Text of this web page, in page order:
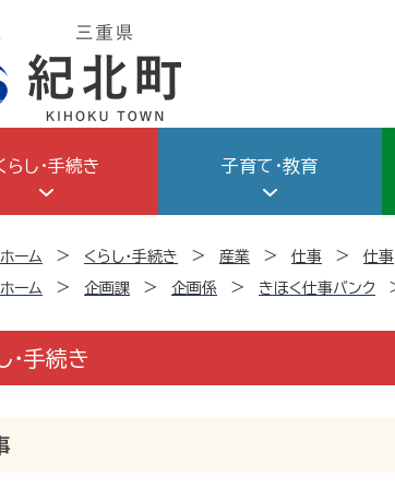
らし・手続き 子育て・教育
ホーム くらし・手続き 産業 仕事
仕事
ホーム 企画課 企画係 きほく仕事バンク
・手続き